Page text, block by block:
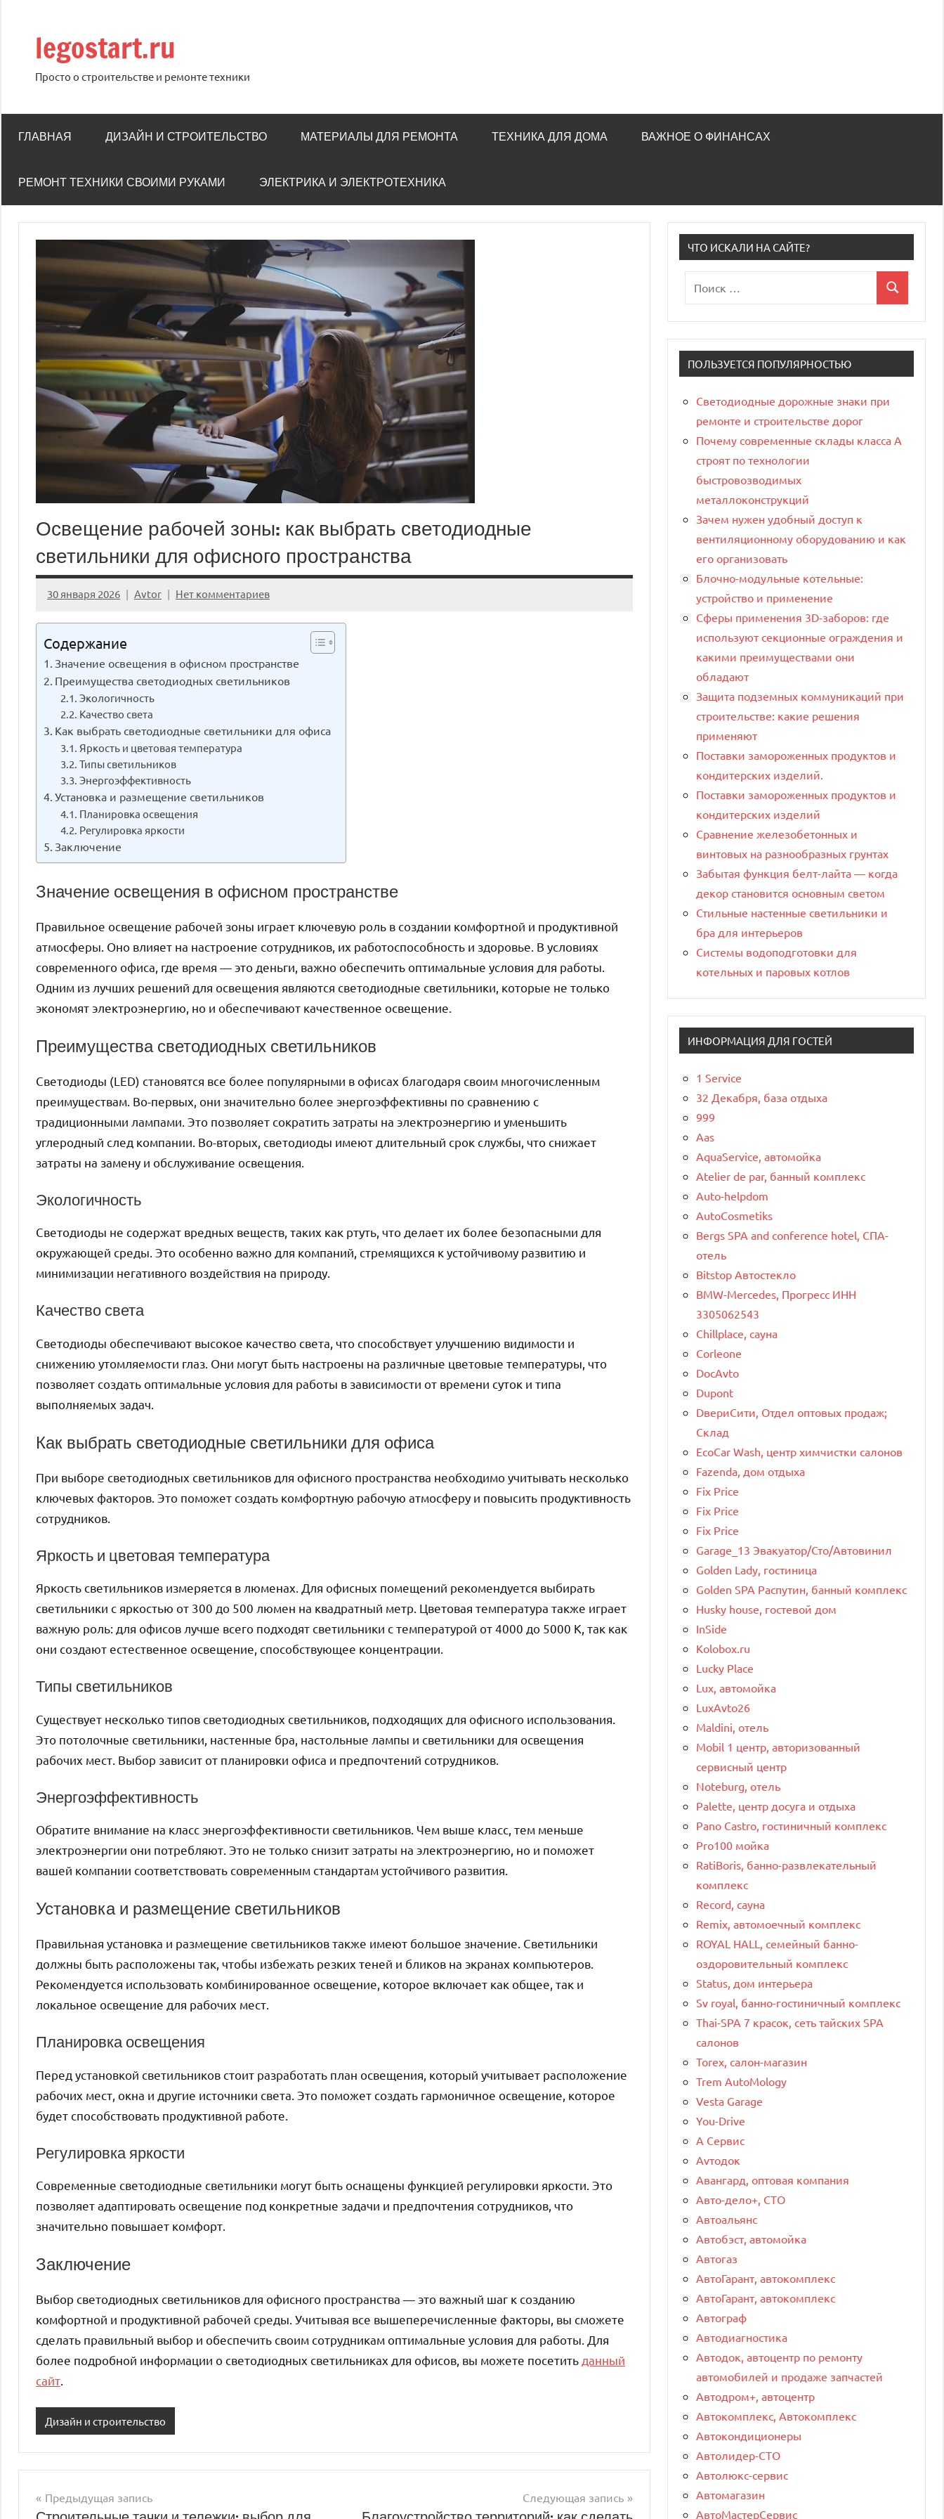
содержимому
legostart.ru
Просто о строительстве и ремонте техники
ГЛАВНАЯ ДИЗАЙН И СТРОИТЕЛЬСТВО МАТЕРИАЛЫ ДЛЯ РЕМОНТА ТЕХНИКА ДЛЯ ДОМА ВАЖНОЕ О ФИНАНСАХ
РЕМОНТ ТЕХНИКИ СВОИМИ РУКАМИ ЭЛЕКТРИКА И ЭЛЕКТРОТЕХНИКА
Освещение рабочей зоны: как выбрать светодиодные
светильники для офисного пространства
30 января 2026 Avtor Нет комментариев
Содержание
Значение освещения в офисном пространстве
Преимущества светодиодных светильников
Экологичность
Качество света
Как выбрать светодиодные светильники для офиса
Яркость и цветовая температура
Типы светильников
Энергоэффективность
Установка и размещение светильников
Планировка освещения
Регулировка яркости
Заключение
Значение освещения в офисном пространстве
Правильное освещение рабочей зоны играет ключевую роль в создании комфортной и продуктивной
атмосферы. Оно влияет на настроение сотрудников, их работоспособность и здоровье. В условиях
современного офиса, где время — это деньги, важно обеспечить оптимальные условия для работы.
Одним из лучших решений для освещения являются светодиодные светильники, которые не только
экономят электроэнергию, но и обеспечивают качественное освещение.
Преимущества светодиодных светильников
Светодиоды (LED) становятся все более популярными в офисах благодаря своим многочисленным
преимуществам. Во-первых, они значительно более энергоэффективны по сравнению с
традиционными лампами. Это позволяет сократить затраты на электроэнергию и уменьшить
углеродный след компании. Во-вторых, светодиоды имеют длительный срок службы, что снижает
затраты на замену и обслуживание освещения.
Экологичность
Светодиоды не содержат вредных веществ, таких как ртуть, что делает их более безопасными для
окружающей среды. Это особенно важно для компаний, стремящихся к устойчивому развитию и
минимизации негативного воздействия на природу.
Качество света
Светодиоды обеспечивают высокое качество света, что способствует улучшению видимости и
снижению утомляемости глаз. Они могут быть настроены на различные цветовые температуры, что
позволяет создать оптимальные условия для работы в зависимости от времени суток и типа
выполняемых задач.
Как выбрать светодиодные светильники для офиса
При выборе светодиодных светильников для офисного пространства необходимо учитывать несколько
ключевых факторов. Это поможет создать комфортную рабочую атмосферу и повысить продуктивность
сотрудников.
Яркость и цветовая температура
Яркость светильников измеряется в люменах. Для офисных помещений рекомендуется выбирать
светильники с яркостью от 300 до 500 люмен на квадратный метр. Цветовая температура также играет
важную роль: для офисов лучше всего подходят светильники с температурой от 4000 до 5000 К, так как
они создают естественное освещение, способствующее концентрации.
Типы светильников
Существует несколько типов светодиодных светильников, подходящих для офисного использования.
Это потолочные светильники, настенные бра, настольные лампы и светильники для освещения
рабочих мест. Выбор зависит от планировки офиса и предпочтений сотрудников.
Энергоэффективность
Обратите внимание на класс энергоэффективности светильников. Чем выше класс, тем меньше
электроэнергии они потребляют. Это не только снизит затраты на электроэнергию, но и поможет
вашей компании соответствовать современным стандартам устойчивого развития.
Установка и размещение светильников
Правильная установка и размещение светильников также имеют большое значение. Светильники
должны быть расположены так, чтобы избежать резких теней и бликов на экранах компьютеров.
Рекомендуется использовать комбинированное освещение, которое включает как общее, так и
локальное освещение для рабочих мест.
Планировка освещения
Перед установкой светильников стоит разработать план освещения, который учитывает расположение
рабочих мест, окна и другие источники света. Это поможет создать гармоничное освещение, которое
будет способствовать продуктивной работе.
Регулировка яркости
Современные светодиодные светильники могут быть оснащены функцией регулировки яркости. Это
позволяет адаптировать освещение под конкретные задачи и предпочтения сотрудников, что
значительно повышает комфорт.
Заключение
Выбор светодиодных светильников для офисного пространства — это важный шаг к созданию
комфортной и продуктивной рабочей среды. Учитывая все вышеперечисленные факторы, вы сможете
сделать правильный выбор и обеспечить своим сотрудникам оптимальные условия для работы. Для
более подробной информации о светодиодных светильниках для офисов, вы можете посетить данный
сайт.
Дизайн и строительство
Предыдущая запись Следующая запись
ЧТО ИСКАЛИ НА САЙТЕ?
для:
Поиск
ПОЛЬЗУЕТСЯ ПОПУЛЯРНОСТЬЮ
Светодиодные дорожные знаки при
ремонте и строительстве дорог
Почему современные склады класса А
строят по технологии
быстровозводимых
металлоконструкций
Зачем нужен удобный доступ к
вентиляционному оборудованию и как
его организовать
Блочно-модульные котельные:
устройство и применение
Сферы применения 3D-заборов: где
используют секционные ограждения и
какими преимуществами они
обладают
Защита подземных коммуникаций при
строительстве: какие решения
применяют
Поставки замороженных продуктов и
кондитерских изделий.
Поставки замороженных продуктов и
кондитерских изделий
Сравнение железобетонных и
винтовых на разнообразных грунтах
Забытая функция белт-лайта — когда
декор становится основным светом
Стильные настенные светильники и
бра для интерьеров
Системы водоподготовки для
котельных и паровых котлов
ИНФОРМАЦИЯ ДЛЯ ГОСТЕЙ
1 Service
32 Декабря, база отдыха
999
Aas
AquaService, автомойка
Atelier de par, банный комплекс
Auto-helpdom
AutoCosmetiks
Bergs SPA and conference hotel, СПА-
отель
Bitstop Автостекло
BMW-Mercedes, Прогресс ИНН
3305062543
Chillplace, сауна
Corleone
DocAvto
Dupont
DвериСити, Отдел оптовых продаж;
Склад
EcoCar Wash, центр химчистки салонов
Fazenda, дом отдыха
Fix Price
Fix Price
Fix Price
Garage_13 Эвакуатор/Сто/Автовинил
Golden Lady, гостиница
Golden SPA Распутин, банный комплекс
Husky house, гостевой дом
InSide
Kolobox.ru
Lucky Place
Lux, автомойка
LuxAvto26
Maldini, отель
Mobil 1 центр, авторизованный
сервисный центр
Noteburg, отель
Palette, центр досуга и отдыха
Pano Castro, гостиничный комплекс
Pro100 мойка
RatiBoris, банно-развлекательный
комплекс
Record, сауна
Remix, автомоечный комплекс
ROYAL HALL, семейный банно-
оздоровительный комплекс
Status, дом интерьера
Sv royal, банно-гостиничный комплекс
Thai-SPA 7 красок, сеть тайских SPA
салонов
Torex, салон-магазин
Trem AutoMology
Vesta Garage
You-Drive
А Сервис
Аvтодок
Авангард, оптовая компания
Авто-дело+, СТО
Автоальянс
Автобэст, автомойка
Автогаз
АвтоГарант, автокомплекс
АвтоГарант, автокомплекс
Автограф
Автодиагностика
Автодок, автоцентр по ремонту
автомобилей и продаже запчастей
Автодром+, автоцентр
Автокомплекс, Автокомплекс
Автокондиционеры
Автолидер-СТО
Автолюкс-сервис
Автомагазин
АвтоМастерСервис